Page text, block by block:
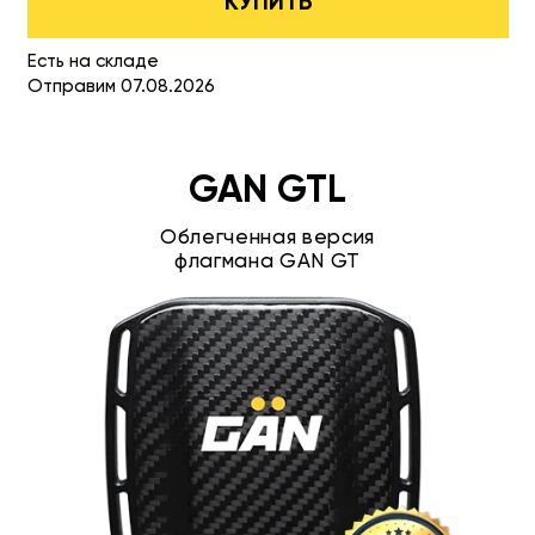
Есть на складе
Отправим 07.08.2026
GAN GTL
Облегченная версия
флагмана GAN GT